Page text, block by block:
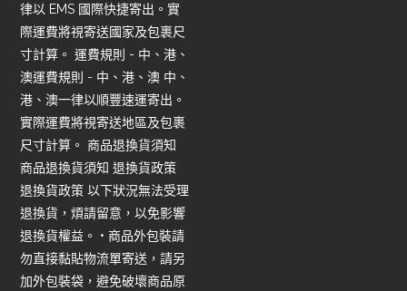
律以 EMS 國際快捷寄出。實
際運費將視寄送國家及包裹尺
寸計算。 運費規則 - 中、港、
澳運費規則 - 中、港、澳 中、
港、澳一律以順豐速運寄出。
實際運費將視寄送地區及包裹
尺寸計算。 商品退換貨須知
商品退換貨須知 退換貨政策
退換貨政策 以下狀況無法受理
退換貨，煩請留意，以免影響
退換貨權益。 • 商品外包裝請
勿直接黏貼物流單寄送，請另
加外包裝袋，避免破壞商品原